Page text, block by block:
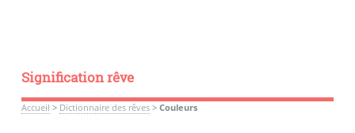
Signification rêve
Accueil > Dictionnaire des rêves> Couleurs